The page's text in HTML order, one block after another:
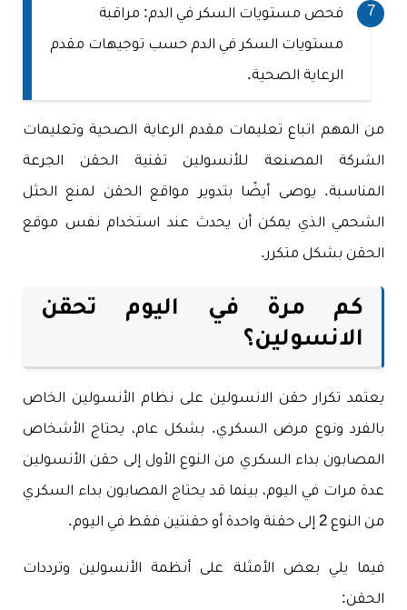
فحص مستويات السكر في الدم: مراقبة
مستويات السكر في الدم حسب توجيهات مقدم
الرعاية الصحية.
من المهم اتباع تعليمات مقدم الرعاية الصحية وتعليمات
الشركة المصنعة للأنسولين تقنية الحقن الجرعة
المناسبة. يوصى أيضًا بتدوير مواقع الحقن لمنع الحثل
الشحمي الذي يمكن أن يحدث عند استخدام نفس موقع
الحقن بشكل متكرر.
كم مرة في اليوم تحقن
الانسولين؟
يعتمد تكرار حقن الانسولين على نظام الأنسولين الخاص
بالفرد ونوع مرض السكري. بشكل عام، يحتاج الأشخاص
المصابون بداء السكري من النوع الأول إلى حقن الأنسولين
عدة مرات في اليوم، بينما قد يحتاج المصابون بداء السكري
من النوع 2 إلى حقنة واحدة أو حقنتين فقط في اليوم.
فيما يلي بعض الأمثلة على أنظمة الأنسولين وترددات
الحقن: